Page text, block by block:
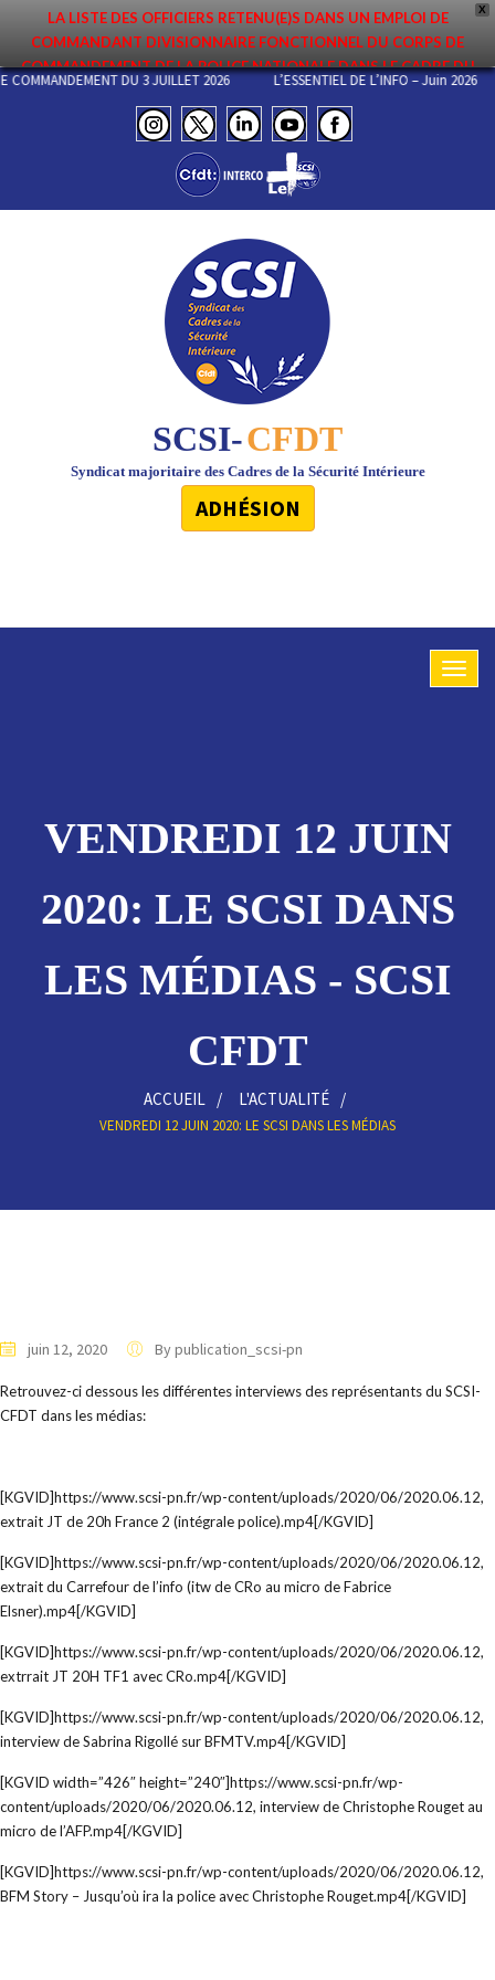
X
LA LISTE DES OFFICIERS RETENU(E)S DANS UN EMPLOI DE
COMMANDANT DIVISIONNAIRE FONCTIONNEL DU CORPS DE
COMMANDEMENT DE LA POLICE NATIONALE DANS LE CADRE DU
PREMIER MOUVEMENT 2026 A ÉTÉ DIFFUSÉE. ELLE EST DISPONIBLE EN
PAGES PROTÉGÉES DU SITE. FÉLICITATIONS AUX NOMMÉ(E)S !
COMMANDEMENT DU 3 JUILLET 2026 L’ESSENTIEL DE L’INFO – Juin 2026
SCSI-CFDT
Syndicat majoritaire des Cadres de la Sécurité Intérieure
ADHÉSION
VENDREDI 12 JUIN
2020: LE SCSI DANS
LES MÉDIAS - SCSI
CFDT
ACCUEIL L'ACTUALITÉ
VENDREDI 12 JUIN 2020: LE SCSI DANS LES MÉDIAS
juin 12, 2020 By publication_scsi-pn
Retrouvez-ci dessous les différentes interviews des représentants du SCSI-
CFDT dans les médias:
[KGVID]https://www.scsi-pn.fr/wp-content/uploads/2020/06/2020.06.12,
extrait JT de 20h France 2 (intégrale police).mp4[/KGVID]
[KGVID]https://www.scsi-pn.fr/wp-content/uploads/2020/06/2020.06.12,
extrait du Carrefour de l’info (itw de CRo au micro de Fabrice
Elsner).mp4[/KGVID]
[KGVID]https://www.scsi-pn.fr/wp-content/uploads/2020/06/2020.06.12,
extrrait JT 20H TF1 avec CRo.mp4[/KGVID]
[KGVID]https://www.scsi-pn.fr/wp-content/uploads/2020/06/2020.06.12,
interview de Sabrina Rigollé sur BFMTV.mp4[/KGVID]
[KGVID width=”426″ height=”240″]https://www.scsi-pn.fr/wp-
content/uploads/2020/06/2020.06.12, interview de Christophe Rouget au
micro de l’AFP.mp4[/KGVID]
[KGVID]https://www.scsi-pn.fr/wp-content/uploads/2020/06/2020.06.12,
BFM Story – Jusqu’où ira la police avec Christophe Rouget.mp4[/KGVID]